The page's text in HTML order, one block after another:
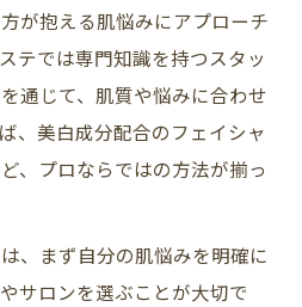
が抱える肌悩みにアプローチ
テでは専門知識を持つスタッ
通じて、肌質や悩みに合わせ
、美白成分配合のフェイシャ
、プロならではの方法が揃っ
、まず自分の肌悩みを明確に
サロンを選ぶことが大切で